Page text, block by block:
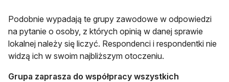
Podobnie wypadają te grupy zawodowe w odpowiedzi
na pytanie o osoby, z których opinią w danej sprawie
lokalnej należy się liczyć. Respondenci i respondentki nie
widzą ich w swoim najbliższym otoczeniu.
Grupa zaprasza do współpracy wszystkich